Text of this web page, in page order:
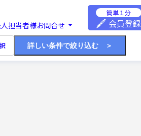
担当者様お問合せ
簡単１分
会員登録
詳しい条件で絞り込む ＞